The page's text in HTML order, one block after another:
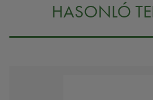
HASONLÓ